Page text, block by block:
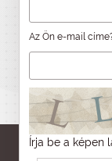
Az Ön e-mail
Írja be a képen